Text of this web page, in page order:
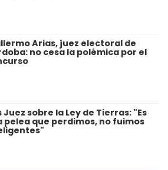
Arias, juez electoral de
no cesa la polémica por el
Juez sobre la Ley de Tierras: "Es
pelea que perdimos, no fuimos